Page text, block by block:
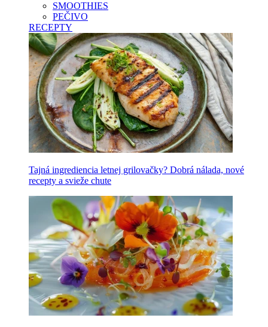
SMOOTHIES
PEČIVO
RECEPTY
Tajná ingrediencia letnej grilovačky? Dobrá nálada, nové
recepty a svieže chute